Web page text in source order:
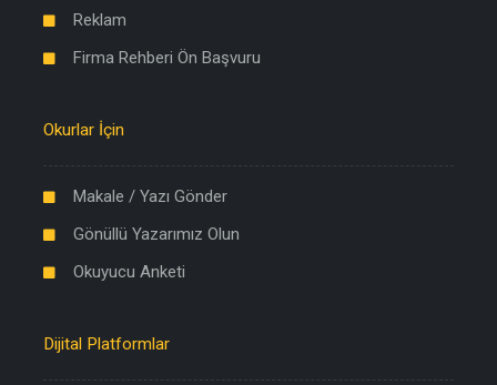
Reklam
Firma Rehberi Ön Başvuru
Okurlar İçin
Makale / Yazı Gönder
Gönüllü Yazarımız Olun
Okuyucu Anketi
Dijital Platformlar